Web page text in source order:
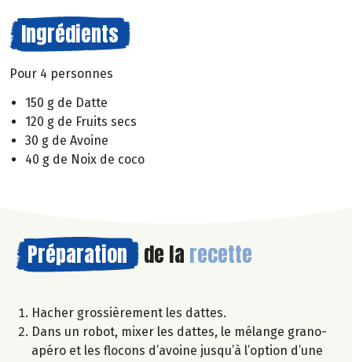
Ingrédients
Pour 4 personnes
150 g de Datte
120 g de Fruits secs
30 g de Avoine
40 g de Noix de coco
Préparation de la recette
Hacher grossièrement les dattes.
Dans un robot, mixer les dattes, le mélange grano-
apéro et les flocons d’avoine jusqu’à l’option d’une